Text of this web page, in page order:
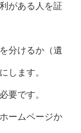
がある人を証
分けるか（遺
します。
要です。
ームページか